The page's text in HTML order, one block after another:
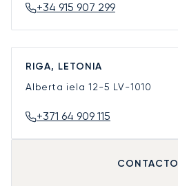
+34 915 907 299
RIGA, LETONIA
Alberta iela 12-5 LV-1010
+371 64 909 115
CONTACTO